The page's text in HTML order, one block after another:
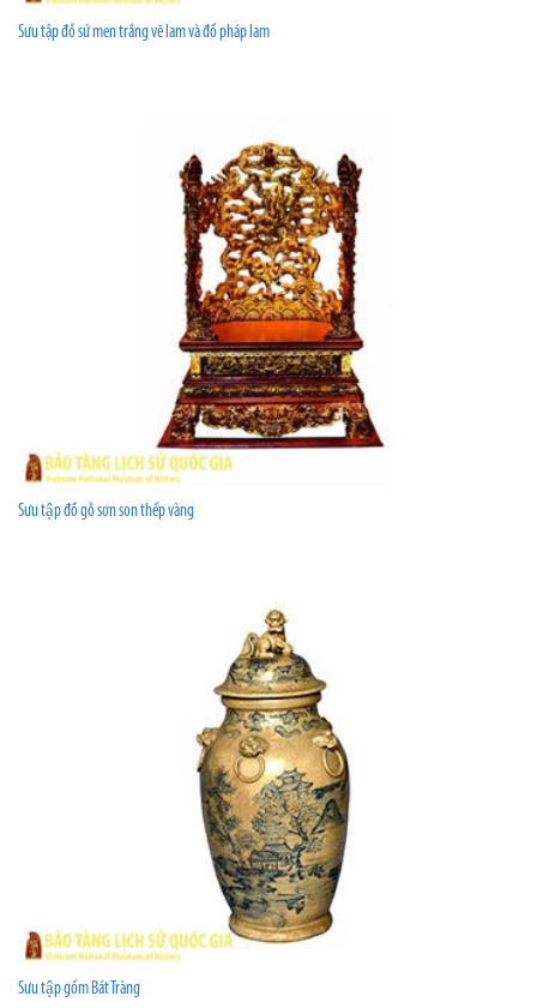
Sưu tập đồ sứ men trắng vẽ lam và đồ pháp lam
Sưu tập đồ gỗ sơn son thếp vàng
Sưu tập gốm Bát Tràng